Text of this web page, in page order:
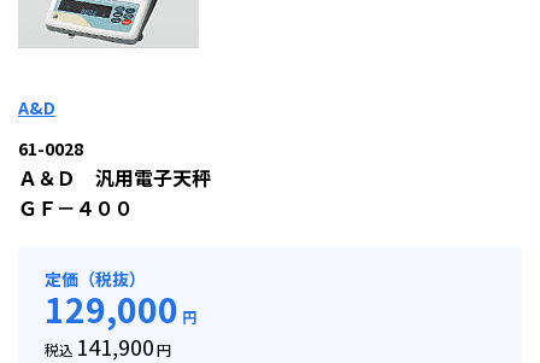
A&D
61-0028
Ａ＆Ｄ 汎用電子天秤
ＧＦ－４００
定価（税抜）
129,000 円
税込 141,900円